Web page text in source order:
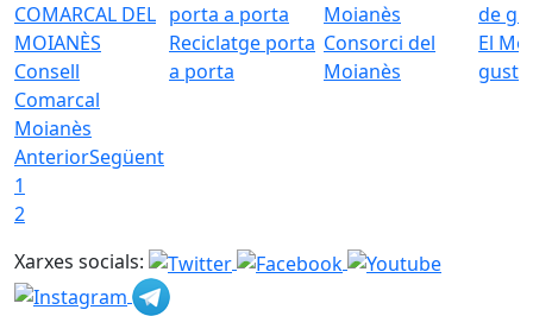
Consell
Comarcal
Moianès
Reciclatge porta
a porta
Consorci del
Moianès
El
gust
AnteriorSegüent
1
2
Xarxes socials: